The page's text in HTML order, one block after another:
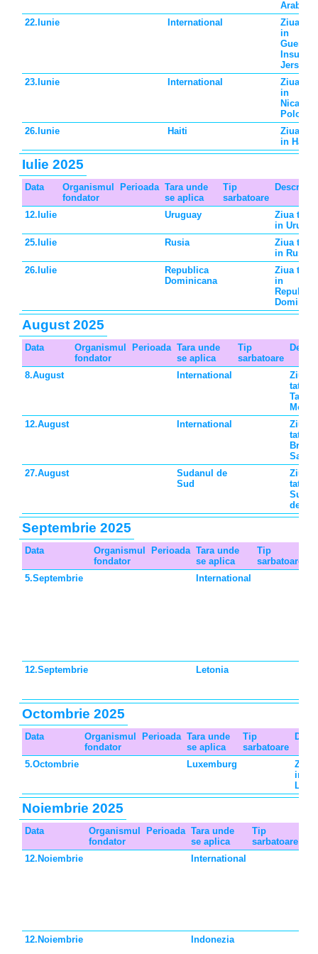
Arabe
22.Iunie
International
Ziua
in
Insula
Jersey
23.Iunie
International
Ziua
in
Polonia
26.Iunie
Haiti
Ziua
in Haiti
Iulie 2025
Data
Organismul
fondator
Perioada Tara unde
se aplica
Tip
sarbatoare
Descriere
12.Iulie Uruguay
Ziua
in
25.Iulie
Rusia
Ziua
in Rusia
26.Iulie
Republica
Dominicana
Ziua
in
Republica
August 2025
Data
Organismul
fondator
Perioada Tara unde
se aplica
Tip
sarbatoare
8.August International
Ziua
12.August
International
Ziua
27.August
Sudanul de
Sud
Ziua
de
Septembrie 2025
Data
Organismul
fondator
Perioada Tara unde
se aplica
Tip
sarbatoare
5.Septembrie International
12.Septembrie
Letonia
Octombrie 2025
Data
Organismul
fondator
Perioada Tara unde
se aplica
Tip
sarbatoare
5.Octombrie Luxemburg
Ziua
in
Noiembrie 2025
Data
Organismul
fondator
Perioada Tara unde
se aplica
Tip
sarbatoare
12.Noiembrie International
12.Noiembrie
Indonezia